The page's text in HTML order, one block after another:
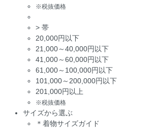
※税抜価格
> 帯
20,000円以下
21,000～40,000円以下
41,000～60,000円以下
61,000～100,000円以下
101,000～200,000円以下
201,000円以上
※税抜価格
サイズから選ぶ
＊着物サイズガイド